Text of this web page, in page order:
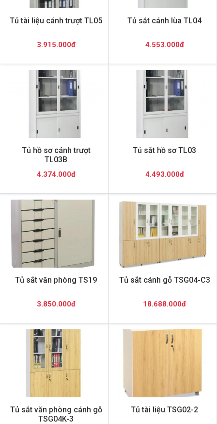
Tủ tài liệu cánh trượt TL05
3.915.000đ
Tủ sắt cánh lùa TL04
4.553.000đ
Tủ hồ sơ cánh trượt
TL03B
4.374.000đ
Tủ sắt hồ sơ TL03
4.493.000đ
Tủ sắt văn phòng TS19
3.850.000đ
Tủ sắt cánh gỗ TSG04-C3
18.688.000đ
Tủ sắt văn phòng cánh gỗ
TSG04K-3
Tủ tài liệu TSG02-2